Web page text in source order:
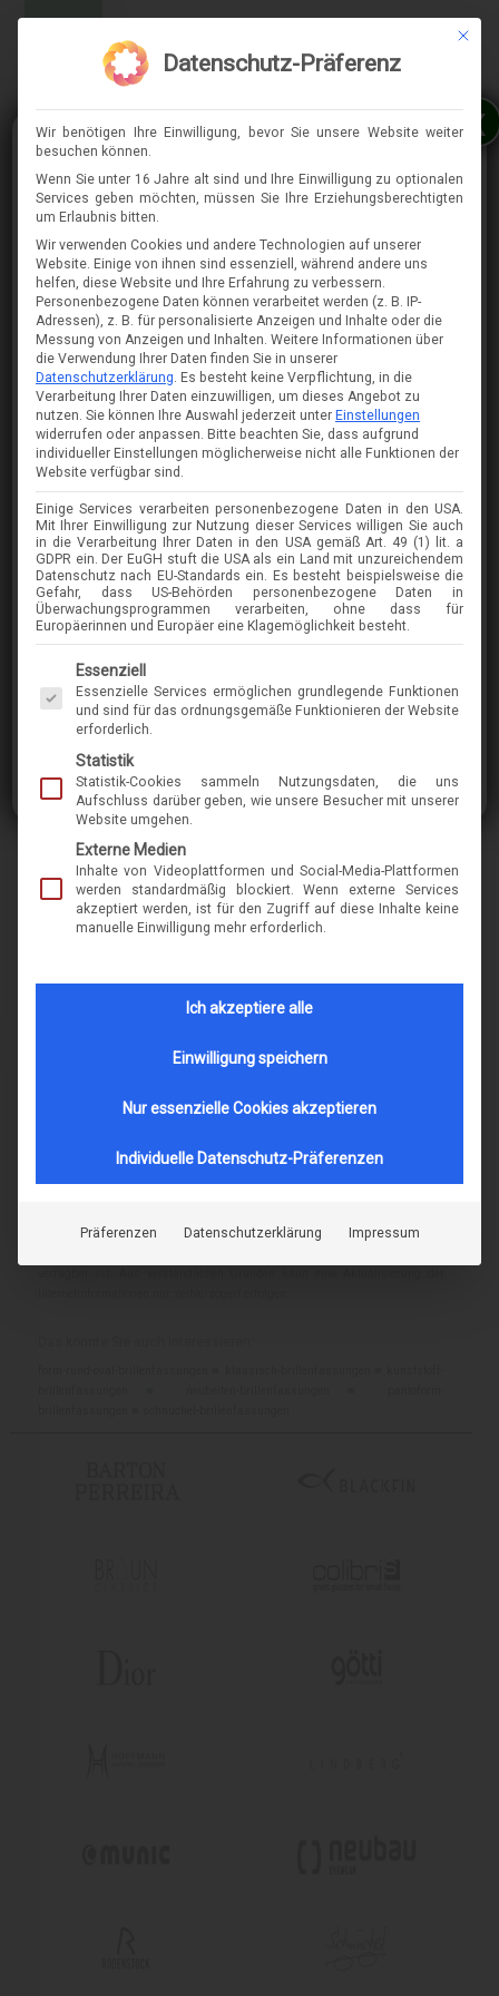
SCHNUCHEL
3912
im Menü finden Sie über 400 Modelle
Marke
Name 3912
Modell-Nr. 11557
Merkmal
kunststoff
form-rund-oval, pantoform
INFORMATIONEN ZUM THEMA
UMWELTSCHUTZ
rufen Sie bitte vor einem Besuch bei uns zur Sicherheit an ( Telefon:030 - 833
x
Mit
Datenschutz-Präferenz
Wir benötigen Ihre Einwilligung, bevor Sie unsere Website weiter
besuchen können.
Wenn Sie unter 16 Jahre alt sind und Ihre Einwilligung zu optionalen
Services geben möchten, müssen Sie Ihre Erziehungsberechtigten
um Erlaubnis bitten.
Wir verwenden Cookies und andere Technologien auf unserer
Website. Einige von ihnen sind essenziell, während andere uns
helfen, diese Website und Ihre Erfahrung zu verbessern.
Personenbezogene Daten können verarbeitet werden (z. B. IP-
Adressen), z. B. für personalisierte Anzeigen und Inhalte oder die
Messung von Anzeigen und Inhalten. Weitere Informationen über
die Verwendung Ihrer Daten finden Sie in unserer
Datenschutzerklärung. Es besteht keine Verpflichtung, in die
Verarbeitung Ihrer Daten einzuwilligen, um dieses Angebot zu
nutzen. Sie können Ihre Auswahl jederzeit unter Einstellungen
widerrufen oder anpassen. Bitte beachten Sie, dass aufgrund
individueller Einstellungen möglicherweise nicht alle Funktionen der
Website verfügbar sind.
Einige Services verarbeiten personenbezogene Daten in den USA.
Mit Ihrer Einwilligung zur Nutzung dieser Services willigen Sie auch
in die Verarbeitung Ihrer Daten in den USA gemäß Art. 49 (1) lit. a
GDPR ein. Der EuGH stuft die USA als ein Land mit unzureichendem
Datenschutz nach EU-Standards ein. Es besteht beispielsweise die
Gefahr, dass US-Behörden personenbezogene Daten in
Überwachungsprogrammen verarbeiten, ohne dass für
Europäerinnen und Europäer eine Klagemöglichkeit besteht.
Es folgt eine Liste der Service-Gruppen, für die eine Einwilligung erteilt werden kann. Die
Essenziell
Essenzielle Services ermöglichen grundlegende Funktionen
und sind für das ordnungsgemäße Funktionieren der Website
erforderlich.
Statistik
Statistik-Cookies sammeln Nutzungsdaten, die uns
Aufschluss darüber geben, wie unsere Besucher mit unserer
Website umgehen.
Externe Medien
Inhalte von Videoplattformen und Social-Media-Plattformen
werden standardmäßig blockiert. Wenn externe Services
akzeptiert werden, ist für den Zugriff auf diese Inhalte keine
manuelle Einwilligung mehr erforderlich.
Ich akzeptiere alle
Einwilligung speichern
Nur essenzielle Cookies akzeptieren
Individuelle Datenschutz-Präferenzen
Präferenzen Datenschutzerklärung Impressum